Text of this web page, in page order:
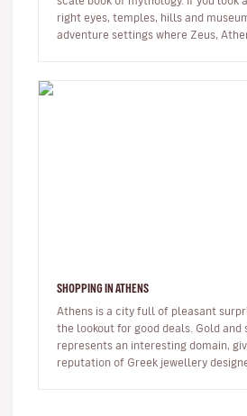
right eyes, temples, hills and
adventure settings where Zeus,
SHOPPING IN ATHENS
Athens is a city full of pleasant
the lookout for good deals. Gold and
represents an interesting domain,
reputation of Greek jewellery